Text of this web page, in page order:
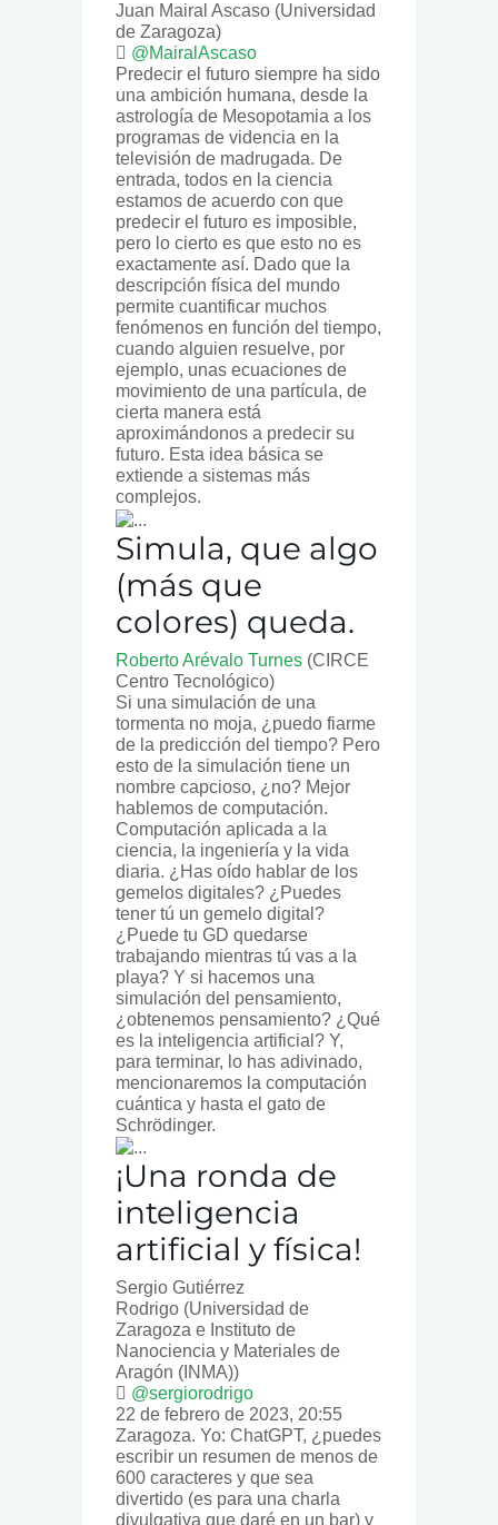
Juan Mairal Ascaso (Universidad
de Zaragoza)
@MairalAscaso
Predecir el futuro siempre ha sido
una ambición humana, desde la
astrología de Mesopotamia a los
programas de videncia en la
televisión de madrugada. De
entrada, todos en la ciencia
estamos de acuerdo con que
predecir el futuro es imposible,
pero lo cierto es que esto no es
exactamente así. Dado que la
descripción física del mundo
permite cuantificar muchos
fenómenos en función del tiempo,
cuando alguien resuelve, por
ejemplo, unas ecuaciones de
movimiento de una partícula, de
cierta manera está
aproximándonos a predecir su
futuro. Esta idea básica se
extiende a sistemas más
complejos.
Simula, que algo
(más que
colores) queda.
Roberto Arévalo Turnes (CIRCE
Centro Tecnológico)
Si una simulación de una
tormenta no moja, ¿puedo fiarme
de la predicción del tiempo? Pero
esto de la simulación tiene un
nombre capcioso, ¿no? Mejor
hablemos de computación.
Computación aplicada a la
ciencia, la ingeniería y la vida
diaria. ¿Has oído hablar de los
gemelos digitales? ¿Puedes
tener tú un gemelo digital?
¿Puede tu GD quedarse
trabajando mientras tú vas a la
playa? Y si hacemos una
simulación del pensamiento,
¿obtenemos pensamiento? ¿Qué
es la inteligencia artificial? Y,
para terminar, lo has adivinado,
mencionaremos la computación
cuántica y hasta el gato de
Schrödinger.
¡Una ronda de
inteligencia
artificial y física!
Sergio Gutiérrez
Rodrigo (Universidad de
Zaragoza e Instituto de
Nanociencia y Materiales de
Aragón (INMA))
@sergiorodrigo
22 de febrero de 2023, 20:55
Zaragoza. Yo: ChatGPT, ¿puedes
escribir un resumen de menos de
600 caracteres y que sea
divertido (es para una charla
divulgativa que daré en un bar) y